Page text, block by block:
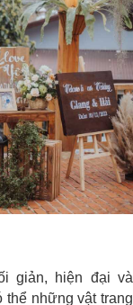
giản, hiện đại và
thể những vật trang